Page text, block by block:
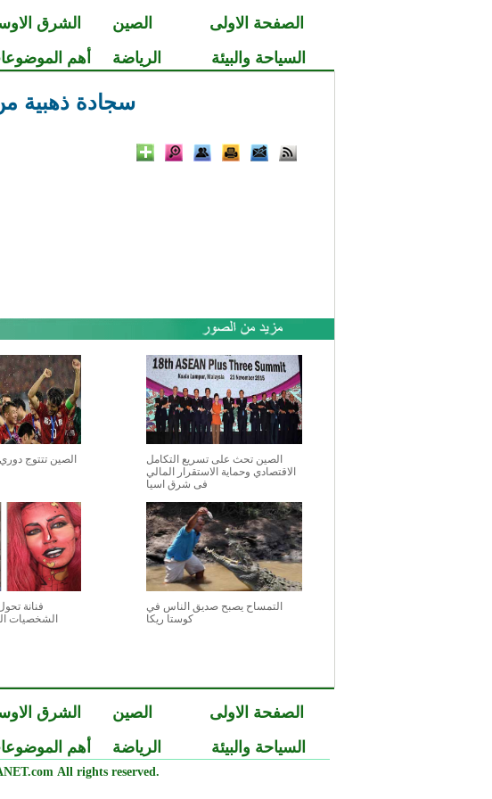
الصفحة الاولى الصين الشرق
السياحة والبيئة
الرياضة أهم
سجادة ذهبية
الصين تحث على تسريع التكامل
الاقتصادي وحماية الاستقرار المالي
فى شرق اسيا
الصين تتتوج
التمساح يصبح صديق الناس في
كوستا ريكا
فنانة
الشخصيات
الصفحة الاولى الصين الشرق
السياحة والبيئة
الرياضة أهم
All rights reserved.